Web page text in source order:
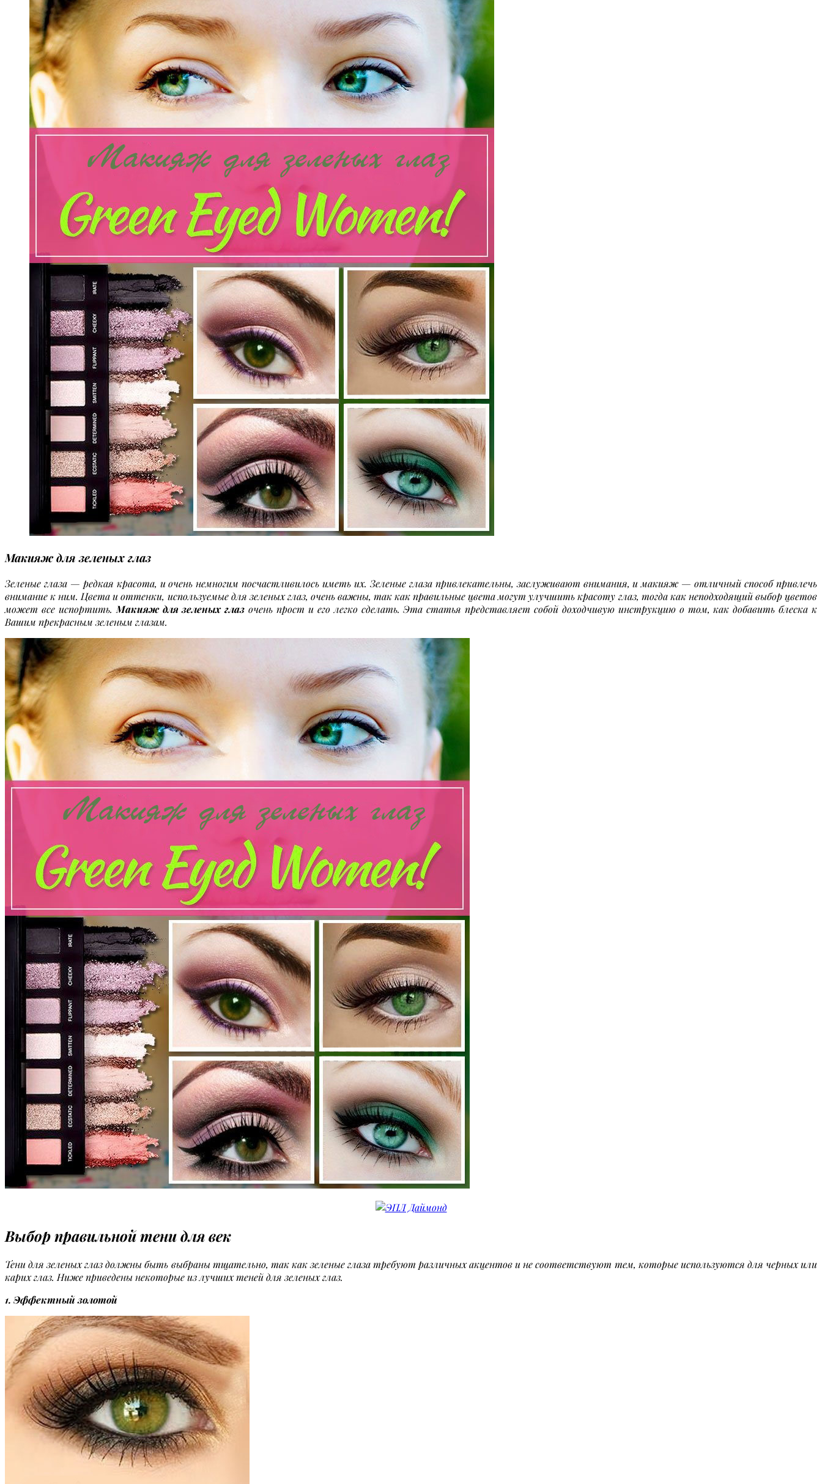
Макияж для зеленых глаз
Зеленые глаза — редкая красота, и очень немногим посчастливилось иметь их. Зеленые глаза привлекательны, заслуживают внимания, и макияж — отличный способ привлечь
внимание к ним. Цвета и оттенки, используемые для зеленых глаз, очень важны, так как правильные цвета могут улучшить красоту глаз, тогда как неподходящий выбор цветов
может все испортить. Макияж для зеленых глаз очень прост и его легко сделать. Эта статья представляет собой доходчивую инструкцию о том, как добавить блеска к
Вашим прекрасным зеленым глазам.
Выбор правильной тени для век
Тени для зеленых глаздолжны быть выбраны тщательно, так как зеленые глаза требуют различных акцентов и не соответствуют тем, которые используются для черных или
карих глаз. Ниже приведены некоторые из лучших теней для зеленых глаз.
1. Эффектный золотой